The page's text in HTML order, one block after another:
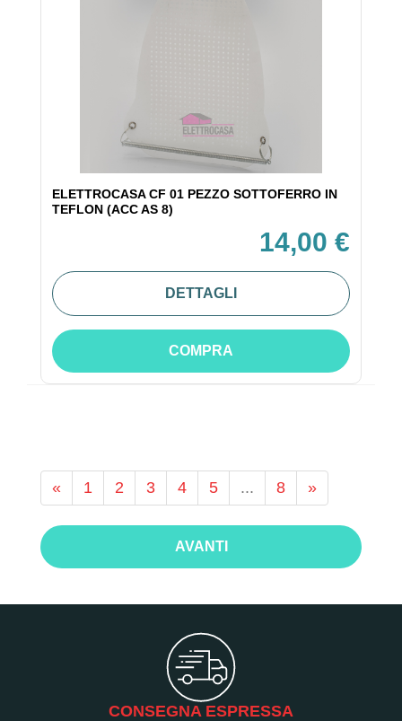
ELETTROCASA CF 01 PEZZO SOTTOFERRO IN
TEFLON (ACC AS 8)
14,00 €
DETTAGLI
COMPRA
« 1 2 3 4 5 ... 8 »
AVANTI
CONSEGNA ESPRESSA